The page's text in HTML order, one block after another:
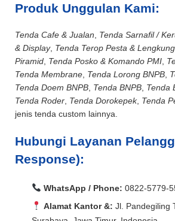
Produk Unggulan Kami:
Tenda Cafe & Jualan Tenda Sarnafil /
& Display, Tenda Terop Pesta & Lengkung
Piramid Tenda Posko & Komando PMI
Tenda Membrane Tenda Lorong BNPB
Tenda Doem BNPB Tenda BNPB Tenda
Tenda Roder Tenda Dorokepek, Tenda
jenis tenda custom lainnya.
Hubungi Layanan
Response):
WhatsApp / Phone: 0822-5779-
Alamat Kantor &: Jl. Pandegiling